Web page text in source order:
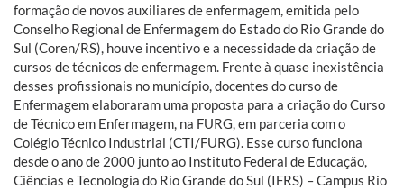
formação de novos auxiliares de enfermagem, emitida pelo
Conselho Regional de Enfermagem do Estado do Rio Grande do
Sul (Coren/RS), houve incentivo e a necessidade da criação de
cursos de técnicos de enfermagem. Frente à quase inexistência
desses profissionais no município, docentes do curso de
Enfermagem elaboraram uma proposta para a criação do Curso
de Técnico em Enfermagem, na FURG, em parceria com o
Colégio Técnico Industrial (CTI/FURG). Esse curso funciona
desde o ano de 2000 junto ao Instituto Federal de Educação,
Ciências e Tecnologia do Rio Grande do Sul (IFRS) – Campus Rio